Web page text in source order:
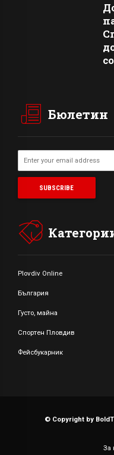
Бюлетин
Plovdiv Online
България
Густо, майна
Спортен Пловдив
Фейсбукарник
© Copyright by
За